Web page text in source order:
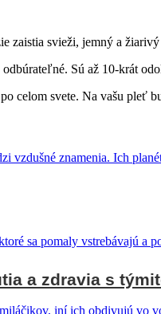
zaistia svieži, jemný a
Sú až 10-krát
celom svete. Na vašu
a zdravia s